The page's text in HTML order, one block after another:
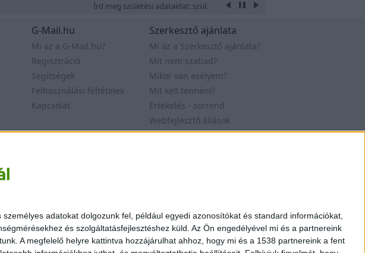
adatokat dolgozunk fel, például egyedi azonosítókat és standard információkat,
és szolgáltatásfejlesztéshez küld. Az Ön engedélyével mi és a partnereink
A megfelelő helyre kattintva hozzájárulhat ahhoz, hogy mi és a 1538 partnereink a fent
Írd meg születési adataidat: szül. éve, hónapja, napja, óra és perce, a hely
G-Mail.hu
Mi az a G-Mail.hu?
Regisztráció
Segítségek
Felhasználási feltételek
Kapcsolat
Szerkesztő ajánlata
Mi az a Szerkesztő ajánlata?
Mit nem szabad?
Mikor van esélyem?
Mit kell tennem?
Értékelés - sorrend
Webfejlesztő állások